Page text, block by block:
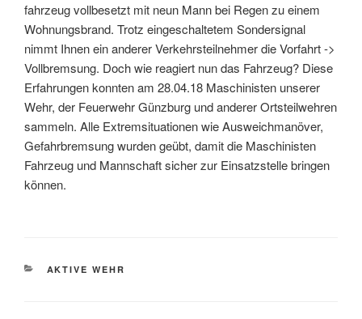
fahrzeug vollbesetzt mit neun Mann bei Regen zu einem
Wohnungsbrand. Trotz eingeschaltetem Sondersignal
nimmt Ihnen ein anderer Verkehrsteilnehmer die Vorfahrt ->
Vollbremsung. Doch wie reagiert nun das Fahrzeug? Diese
Erfahrungen konnten am 28.04.18 Maschinisten unserer
Wehr, der Feuerwehr Günzburg und anderer Ortsteilwehren
sammeln. Alle Extremsituationen wie Ausweichmanöver,
Gefahrbremsung wurden geübt, damit die Maschinisten
Fahrzeug und Mannschaft sicher zur Einsatzstelle bringen
können.
KATEGORIEN
AKTIVE WEHR